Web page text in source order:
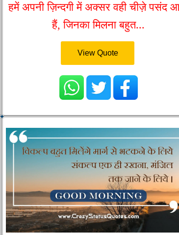
हमें अपनी ज़िन्दगी में अक्सर वही चीज़े पसंद
हैं, जिनका मिलना बहुत...
View Quote